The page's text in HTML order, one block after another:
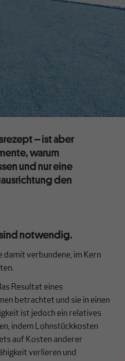
– ist aber
warum
und nur eine
den
notwendig.
verbundene, im Kern
Resultat eines
betrachtet und sie in einen
ist jedoch ein relatives
indem Lohnstückkosten
auf Kosten anderer
verlieren und